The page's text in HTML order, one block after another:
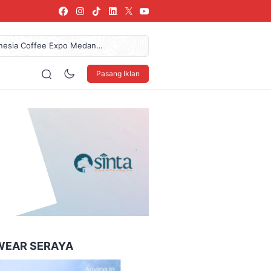
Coffee Expo Medan
Miliar Dan Pendapatan
Das’ad Latif Untuk
Arkindo Konstruksi
Pasang Iklan
SERAYA